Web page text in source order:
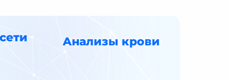
Анализы крови